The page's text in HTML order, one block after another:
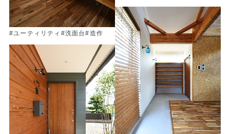
#ユーティリティ #洗面台#造作